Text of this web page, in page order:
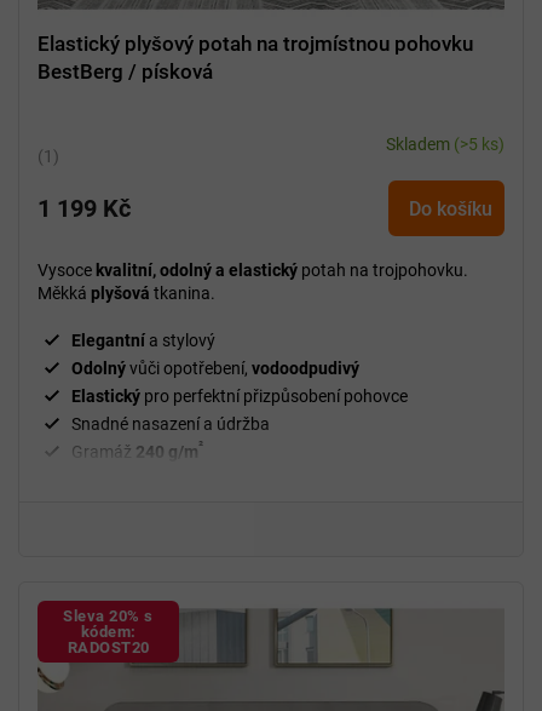
Elastický plyšový potah na trojmístnou pohovku
BestBerg / písková
Průměrné
produktu
5,0
z
hvězdiček.
Skladem (>5 ks)
1 199 Kč Do košíku
Vysoce kvalitní, odolný a elastický potah na trojpohovku.
Měkká plyšová tkanina.
Elegantní a stylový
Odolnývůči opotřebení, vodoodpudivý
Elastický pro perfektní přizpůsobení pohovce
Snadné nasazení a údržba
Gramáž 240 g/m²
Sleva 20% s
kódem:
RADOST20